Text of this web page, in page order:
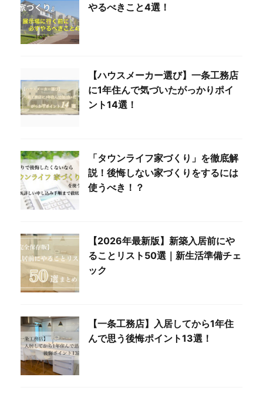
やるべきこと4選！
【ハウスメーカー選び】一条工務店
に1年住んで気づいたがっかりポイ
ント14選！
「タウンライフ家づくり」を徹底解
説！後悔しない家づくりをするには
使うべき！？
【2026年最新版】新築入居前にや
ることリスト50選｜新生活準備チェ
ック
【一条工務店】入居してから1年住
んで思う後悔ポイント13選！